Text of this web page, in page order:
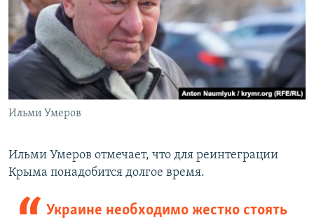
Ильми Умеров
Ильми Умеров отмечает, что для реинтеграции
Крыма понадобится долгое время.
Украине необходимо жестко стоять